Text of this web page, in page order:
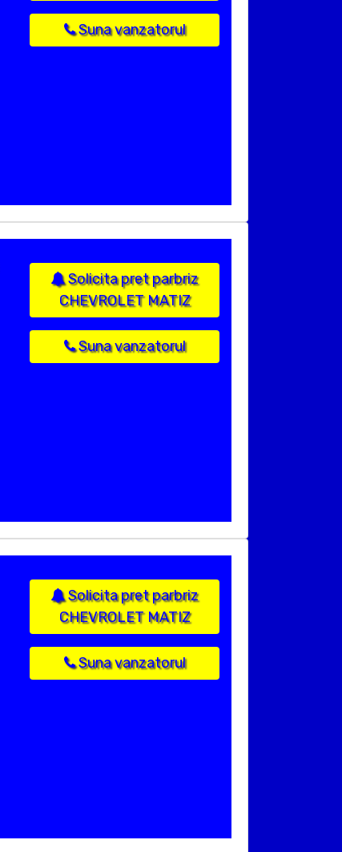
Suna vanzatorul
Solicita pret parbriz
CHEVROLET MATIZ
Suna vanzatorul
Solicita pret parbriz
CHEVROLET MATIZ
Suna vanzatorul